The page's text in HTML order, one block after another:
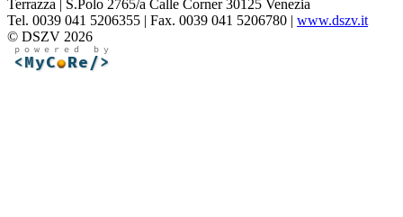
Terrazza | S.Polo 2765/a Calle Corner 30125 Venezia
Tel. 0039 041 5206355 | Fax. 0039 041 5206780 | www.dszv.it
© DSZV 2026